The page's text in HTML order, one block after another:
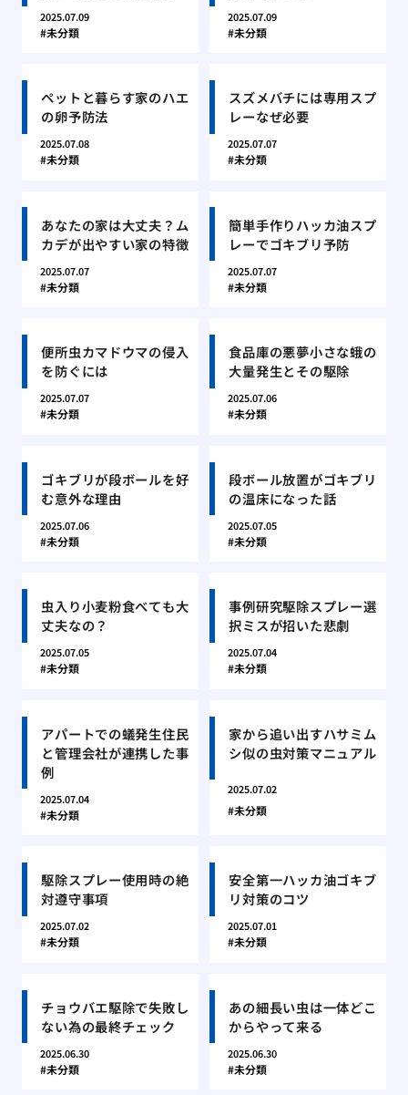
2025.07.09
未分類
2025.07.09
未分類
ペットと暮らす家のハエ
の卵予防法
2025.07.08
未分類
スズメバチには専用スプ
レーなぜ必要
2025.07.07
未分類
あなたの家は大丈夫？ム
カデが出やすい家の特徴
2025.07.07
未分類
簡単手作りハッカ油スプ
レーでゴキブリ予防
2025.07.07
未分類
便所虫カマドウマの侵入
を防ぐには
2025.07.07
未分類
食品庫の悪夢小さな蛾の
大量発生とその駆除
2025.07.06
未分類
ゴキブリが段ボールを好
む意外な理由
2025.07.06
未分類
段ボール放置がゴキブリ
の温床になった話
2025.07.05
未分類
虫入り小麦粉食べても大
丈夫なの？
2025.07.05
未分類
事例研究駆除スプレー選
択ミスが招いた悲劇
2025.07.04
未分類
アパートでの蟻発生住民
と管理会社が連携した事
例
2025.07.04
未分類
家から追い出すハサミム
シ似の虫対策マニュアル
2025.07.02
未分類
駆除スプレー使用時の絶
対遵守事項
2025.07.02
未分類
安全第一ハッカ油ゴキブ
リ対策のコツ
2025.07.01
未分類
チョウバエ駆除で失敗し
ない為の最終チェック
2025.06.30
未分類
あの細長い虫は一体どこ
からやって来る
2025.06.30
未分類